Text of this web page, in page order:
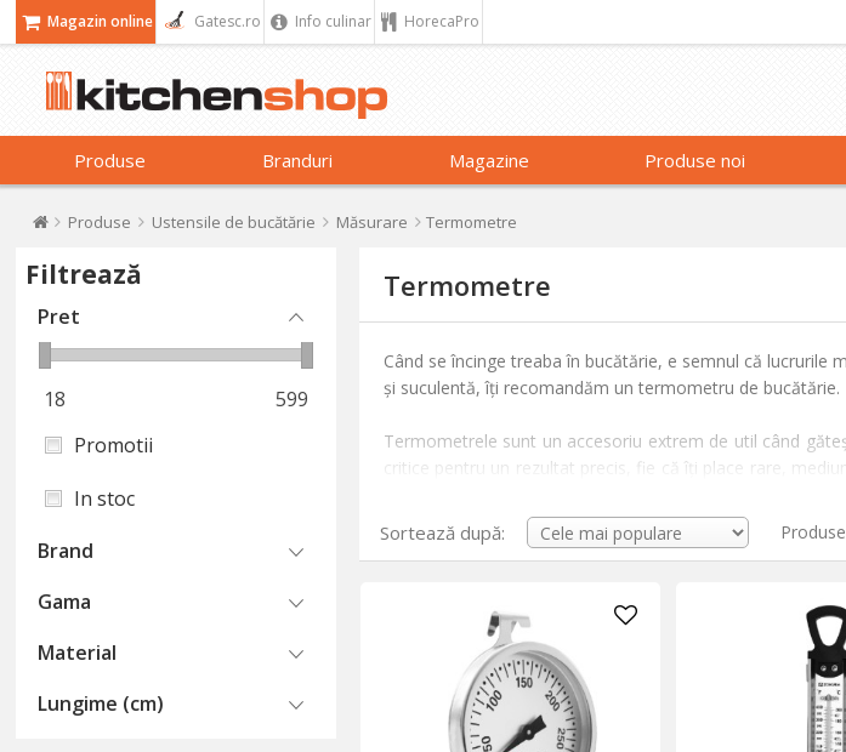
Magazin online Gatesc.ro Info culinar HorecaPro
Produse Branduri Magazine Produse noi
Produse Ustensile de bucătărie Măsurare Termometre
Filtrează
Pret
18
599
Promotii
In stoc
Brand
Gama
Material
Lungime (cm)
Termometre
Când se încinge treaba în bucătărie, e semnul că
și suculentă, îți recomandăm un termometru de bucătărie.
Termometrele sunt un accesoriu extrem de util când
critice pentru un rezultat precis, fie că îți place rare,
măsura temperatura în interiorul fripturii, fără ca aceasta
Termometrele digitale îți afișează cu precizie
model, îți poate afișa și temperaturile recomandate pentru
Nu orice termometru pentru carne este recomandat și
caramel sau gemuri, asigură-te că termometrul pe
lichide, chiar și pentru ulei încins sau vin. Descoperă mai
Sortează după: